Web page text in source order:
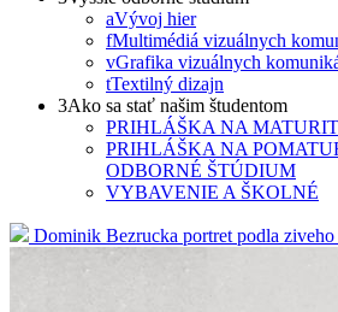
aVývoj hier
fMultimédiá vizuálnych
vGrafika vizuálnych
tTextilný dizajn
3Ako sa stať našim študentom
PRIHLÁŠKA NA
PRIHLÁŠKA NA
ODBORNÉ ŠTÚDIUM
VYBAVENIE A ŠKOLNÉ
Dominik Bezrucka portret podla